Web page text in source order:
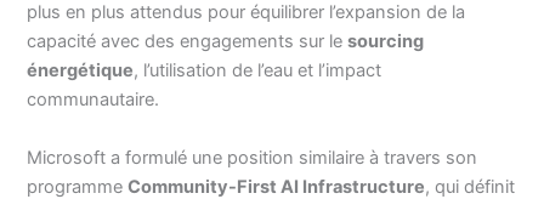
plus en plus attendus pour équilibrer l’expansion de la
capacité avec des engagements sur lesourcing
énergétique, l’utilisation de l’eau et l’impact
communautaire.
Microsoft a formulé une position similaire à travers son
programmeCommunity-First AI Infrastructure, qui définit